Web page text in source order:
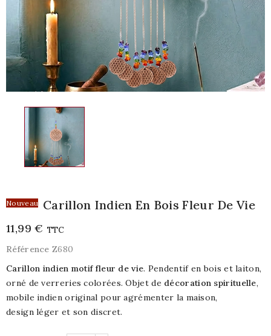
Nouveau Carillon Indien En Bois Fleur De Vie
11,99 € TTC
Référence Z680
Carillon indien motif fleur de vie. Pendentif en bois et laiton,
orné de verreries colorées. Objet de décoration spirituelle,
mobile indien original pour agrémenter la maison,
design léger et son discret.